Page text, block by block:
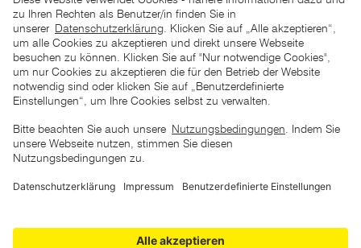
*der "statt"-Preis ist der niedrigste von uns in den letzten 30
Tagen vor Beginn dieser Aktion verlangte Preis
unter den UVP Preisen auf dieser Website sind die
zu verstehen
Copyright © 2026 ZGONC. Alle Rechte vorbehalten.